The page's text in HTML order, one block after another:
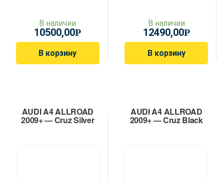
В наличии
10500,00Р
В корзину
В наличии
12490,00Р
В корзину
AUDI A4 ALLROAD
2009+ — Cruz Silver
AUDI A4 ALLROAD
2009+ — Cruz Black